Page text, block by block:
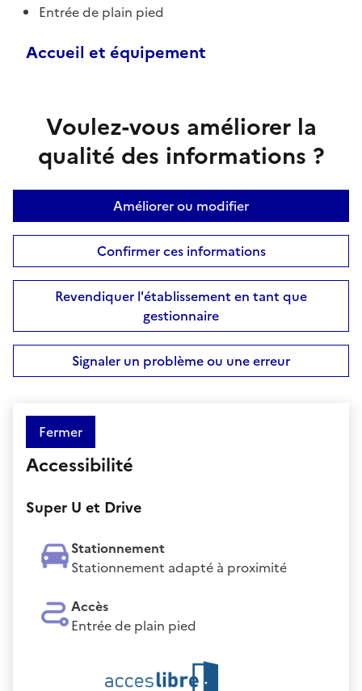
Entrée de plain pied
Accueil et équipement
Voulez-vous améliorer la
qualité des informations ?
Améliorer ou modifier
Confirmer ces informations
Revendiquer l'établissement en tant que
gestionnaire
Signaler un problème ou une erreur
Fermer
Accessibilité
Super U et Drive
Stationnement
Stationnement adapté à proximité
Accès
Entrée de plain pied